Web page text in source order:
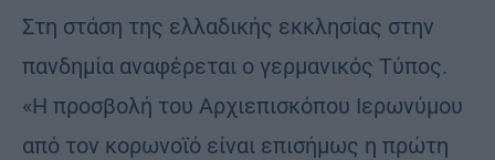
Στη στάση της ελλαδικής εκκλησίας στην
πανδημία αναφέρεται ο γερμανικός Τύπος.
«Η προσβολή του Αρχιεπισκόπου Ιερωνύμου
από τον κορωνοϊό είναι επισήμως η πρώτη